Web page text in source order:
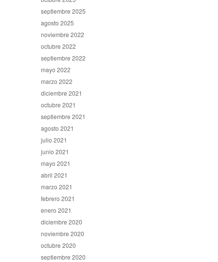
septiembre 2025
agosto 2025
noviembre 2022
octubre 2022
septiembre 2022
mayo 2022
marzo 2022
diciembre 2021
octubre 2021
septiembre 2021
agosto 2021
julio 2021
junio 2021
mayo 2021
abril 2021
marzo 2021
febrero 2021
enero 2021
diciembre 2020
noviembre 2020
octubre 2020
septiembre 2020